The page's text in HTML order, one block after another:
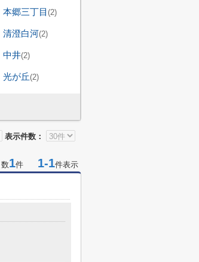
本郷三丁目 (2)
清澄白河(2)
中井(2)
光が丘(2)
表示件数：
1件 1-1件表示